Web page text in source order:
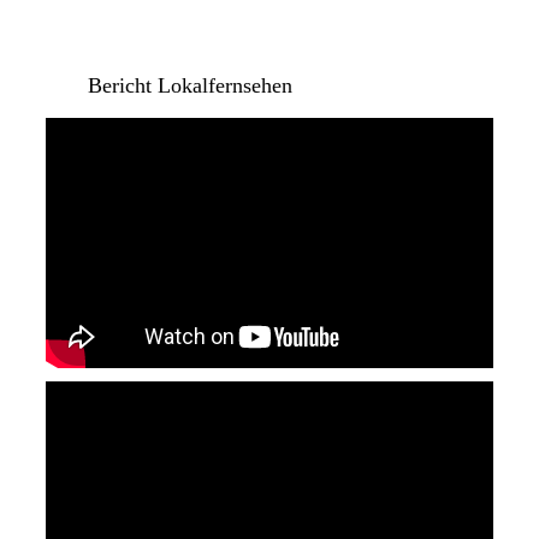
Bericht Lokalfernsehen